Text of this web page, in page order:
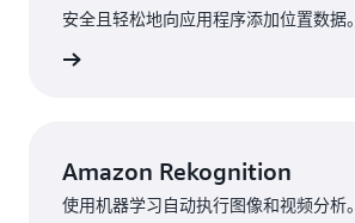
安全且轻松地向应用程序添加位置数据。
Amazon Rekognition
使用机器学习自动执行图像和视频分析。